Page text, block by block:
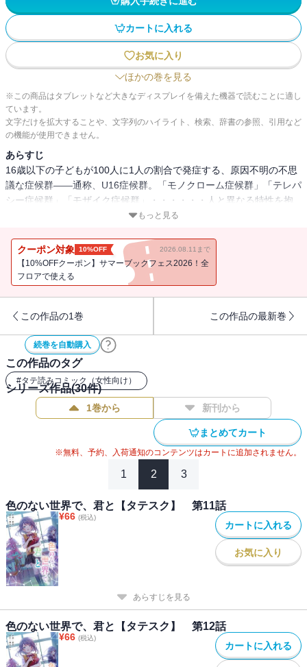
カートに入れる
お気に入り
ほかの巻を見る
※この商品はタブレットなど大きなディスプレイを備えた機器で読むことに適し
ています。
文字だけを拡大することや、文字列のハイライト、検索、辞書の参照、引用など
の機能が使用できません。
あらすじ
16歳以下の子どもが100人に1人の割合で発症する、原因不明の不思
議な症候群――通称、U16症候群。「モノクローム症候群」「テレパ
シー症候群」「モザイク症候群」・・・・・・人と異なる特性を抱
えて生きる少女たちの、切なくも愛おしく、ときめきにあふれたア
み出す勇気がもらえる珠玉の青春ストーリー、待望のコミカライ
ズ！
もっと見る
クーポン対象 10%OFF 2026.08.11まで
【10%OFFクーポン】サマーブックフェス2026！全
フロアで使える
この作品の1巻 この作品の最新巻
続巻を自動購入
この作品のタグ
#タテ読みコミック（女性向け）
シリーズ作品(30件)
1巻から 新刊から
まとめてカート
※無料、予約、入荷通知のコンテンツはカートに追加されません。
1 2 3
色のない世界で、君と【タテスク】 第11話
¥66 (税込)
カートに入れる
お気に入り
あらすじを見る
色のない世界で、君と【タテスク】 第12話
¥66 (税込)
カートに入れる